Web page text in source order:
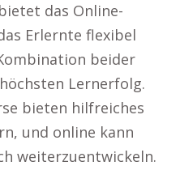
das Online-
Erlernte flexibel
beider
Lernerfolg.
bieten hilfreiches
und online kann
weiterzuentwickeln.